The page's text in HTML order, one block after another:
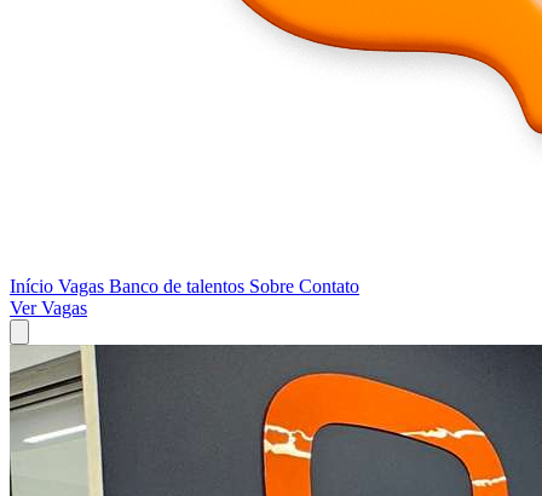
Início Vagas Banco de talentos Sobre Contato
Ver Vagas